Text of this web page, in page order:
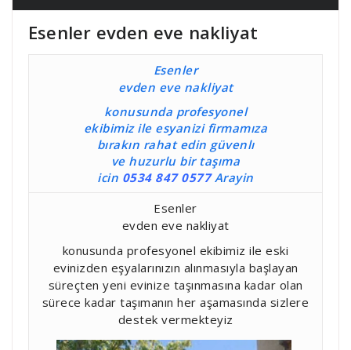
Esenler evden eve nakliyat
Esenler
evden eve nakliyat
konusunda profesyonel
ekibimiz ile esyanizi firmamıza
bırakın rahat edin güvenlı
ve huzurlu bir taşıma
icin 0534 847 0577Arayin
Esenler
evden eve nakliyat
konusunda profesyonel ekibimiz ile eski
evinizden eşyalarınızın alınmasıyla başlayan
süreçten yeni evinize taşınmasına kadar olan
sürece kadar taşımanın her aşamasında sizlere
destek vermekteyiz